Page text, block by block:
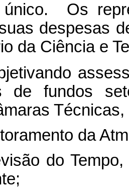
único. Os
despesas
da Ciência e
de fundos
da
do